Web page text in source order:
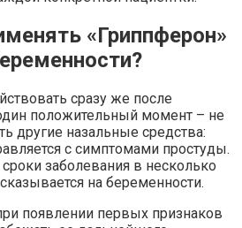
«Гриппферон»
сразу же после
положительный момент – не
другие назальные средства:
с симптомами простуды.
заболевания в несколько
на беременности.
появлении первых признаков